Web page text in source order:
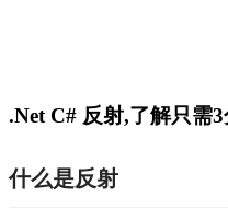
.Net C# 反射,了解只需
什么是反射